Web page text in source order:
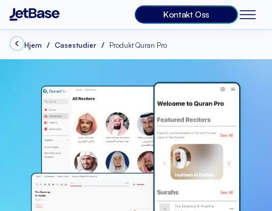
Kontakt Oss
Hjem Casestudier Produkt Quran Pro